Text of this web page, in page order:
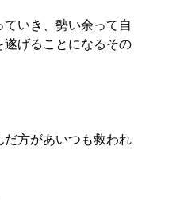
いき、勢い余って自
遂げることになるその
だ方があいつも救われ